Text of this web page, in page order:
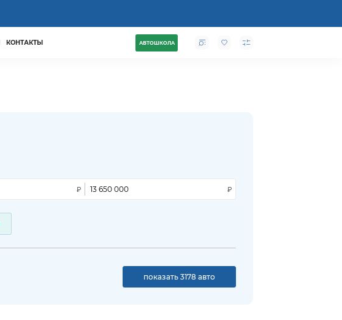
КОНТАКТЫ АВТОШКОЛА
показать 3178 авто